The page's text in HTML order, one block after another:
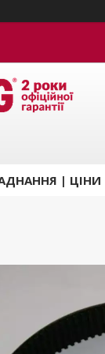
| ЦІНИ